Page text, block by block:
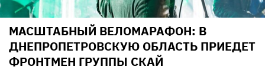
МАСШТАБНЫЙ ВЕЛОМАРАФОН: В
ДНЕПРОПЕТРОВСКУЮ ОБЛАСТЬ ПРИЕДЕТ
ФРОНТМЕН ГРУППЫ СКАЙ